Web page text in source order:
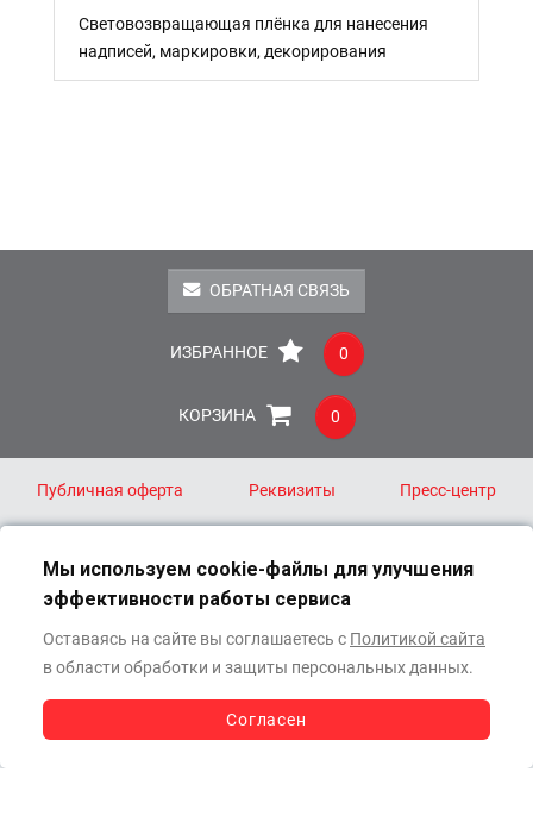
Мы используем cookie-файлы для улучшения
эффективности работы сервиса
Оставаясь на сайте вы соглашаетесь с Политикой сайта
в области обработки и защиты персональных данных.
Согласен
Световозвращающая плёнка для нанесения
надписей, маркировки, декорирования
СВЯЗАТЬСЯ
С МЕНЕДЖЕРОМ
ОБРАТНАЯ СВЯЗЬ
ИЗБРАННОЕ 0
КОРЗИНА 0
Публичная оферта Реквизиты Пресс-центр
8 (800) 511-40-44
info@oracalauto.ru
111024, Москва
ул. Старообрядческая, д. 32, корп. 2